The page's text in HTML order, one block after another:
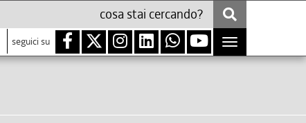
seguici su
Toggle
navigation